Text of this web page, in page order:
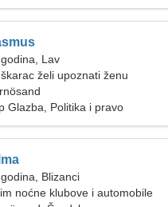
Lav
želi upoznati ženu
Glazba, Politika i pravo
Blizanci
noćne klubove i automobile